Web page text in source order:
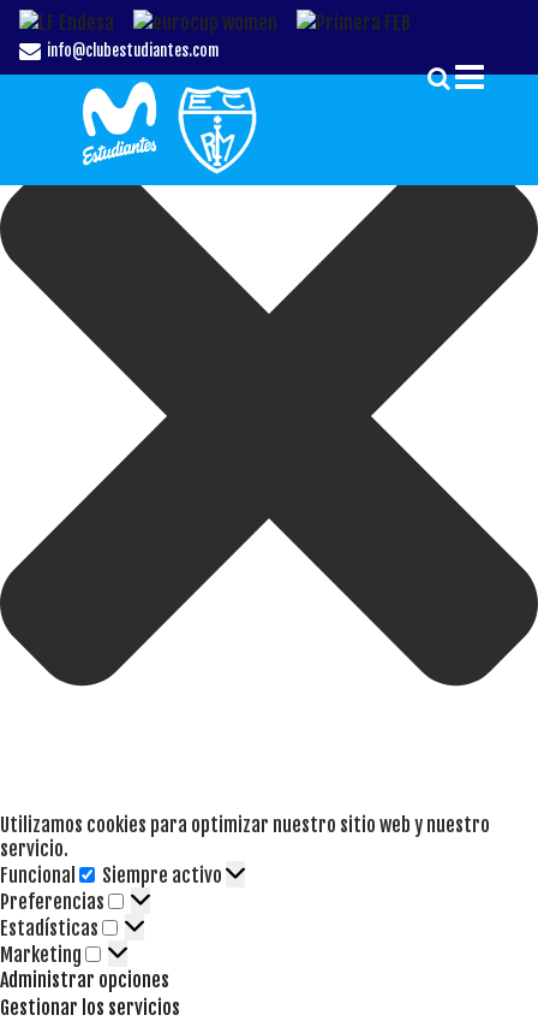
Gestionar el Consentimiento de las Cookies
Utilizamos cookies para optimizar nuestro sitio web y nuestro
servicio.
Funcional
Funcional
Siempre activo
Preferencias
Preferencias
Estadísticas Estadísticas
Marketing Marketing
Administrar opciones
Gestionar los servicios
info@clubestudiantes.com